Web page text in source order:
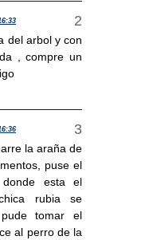
del arbol y con
, compre un
la araña de
puse el
esta el
rubia se
tomar el
al perro de la